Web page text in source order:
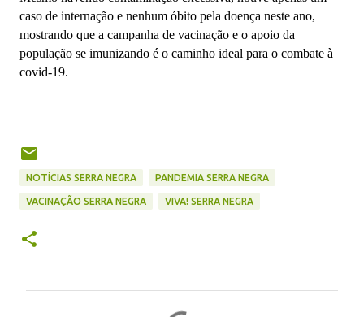
caso de internação e nenhum óbito pela doença neste ano,
mostrando que a campanha de vacinação e o apoio da
população se imunizando é o caminho ideal para o combate à
covid-19.
NOTÍCIAS SERRA NEGRA PANDEMIA SERRA NEGRA
VACINAÇÃO SERRA NEGRA VIVA! SERRA NEGRA